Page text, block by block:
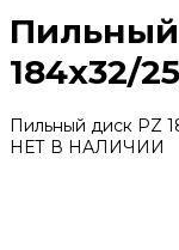
184х32/
Пильный диск PZ
НЕТ В НАЛИЧИИ